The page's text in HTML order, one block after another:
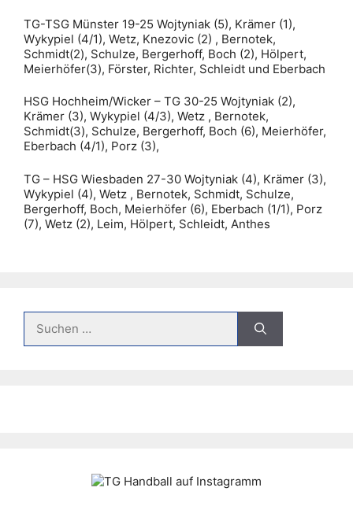
TG-TSG Münster 19-25 Wojtyniak (5), Krämer (1),
Wykypiel (4/1), Wetz, Knezovic (2) , Bernotek,
Schmidt(2), Schulze, Bergerhoff, Boch (2), Hölpert,
Meierhöfer(3), Förster, Richter, Schleidt und Eberbach
HSG Hochheim/Wicker – TG 30-25 Wojtyniak (2),
Krämer (3), Wykypiel (4/3), Wetz , Bernotek,
Schmidt(3), Schulze, Bergerhoff, Boch (6), Meierhöfer,
Eberbach (4/1), Porz (3),
TG – HSG Wiesbaden 27-30 Wojtyniak (4), Krämer (3),
Wykypiel (4), Wetz , Bernotek, Schmidt, Schulze,
Bergerhoff, Boch, Meierhöfer (6), Eberbach (1/1), Porz
(7), Wetz (2), Leim, Hölpert, Schleidt, Anthes
nach: